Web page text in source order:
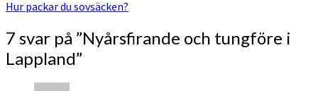
Hur packar du sovsäcken?
7 svar på ”Nyårsfirande och tungföre i
Lappland”